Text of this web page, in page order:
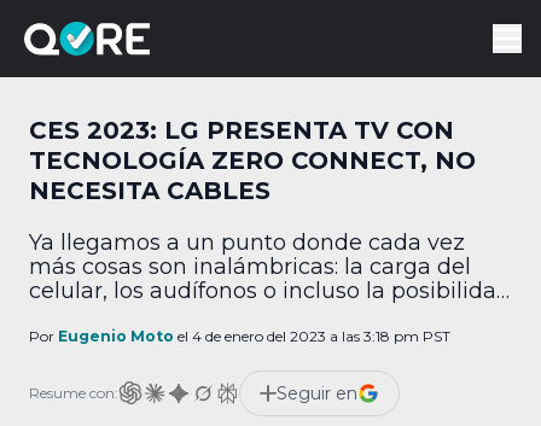
CES 2023: LG PRESENTA TV CON
TECNOLOGÍA ZERO CONNECT, NO
NECESITA CABLES
Ya llegamos a un punto donde cada vez
más cosas son inalámbricas: la carga del
celular, los audífonos o incluso la posibilidad
espacio en casa que sigue siendo un
Generalmente esta zona de la casa es una
maraña de cables, contando el aparato […]
Por Eugenio Moto el 4 de enero del 2023 a las 3:18 pm PST
Resume con: Seguir en